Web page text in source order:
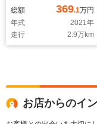
総額
369.1万円
年式
2021年
走行
2.9万km
お店からのイ